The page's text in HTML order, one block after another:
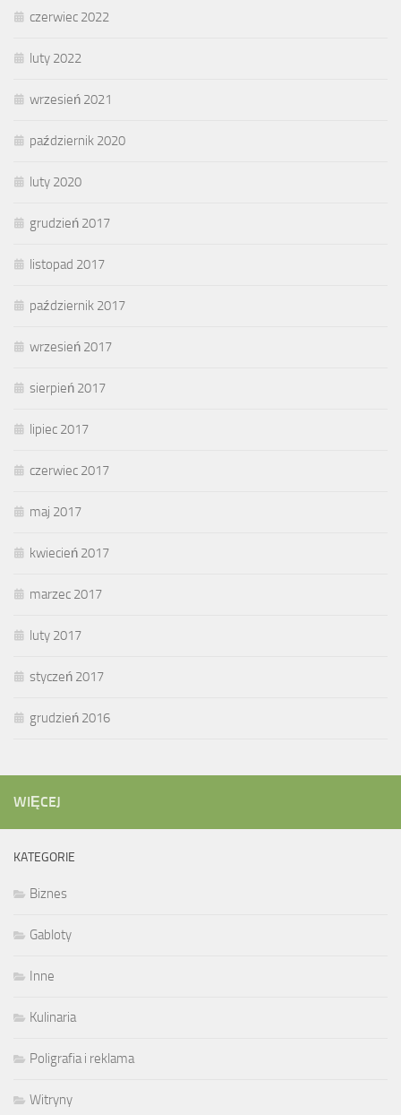
czerwiec 2022
luty 2022
wrzesień 2021
październik 2020
luty 2020
grudzień 2017
listopad 2017
październik 2017
wrzesień 2017
sierpień 2017
lipiec 2017
czerwiec 2017
maj 2017
kwiecień 2017
marzec 2017
luty 2017
styczeń 2017
grudzień 2016
WIĘCEJ
KATEGORIE
Biznes
Gabloty
Inne
Kulinaria
Poligrafia i reklama
Witryny